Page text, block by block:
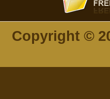
Copyright ©